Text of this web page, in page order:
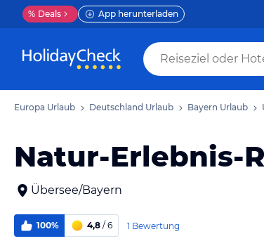
% Deals App herunterladen
Europa Urlaub Deutschland Urlaub Bayern Urlaub
Natur-Erlebnis-
Übersee/Bayern
100% 4,8 / 6 1 Bewertung